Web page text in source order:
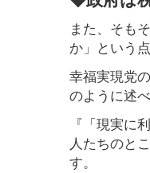
また、そも
か」という
幸福実現党
のように述
『「現実に
人たちのと
す。